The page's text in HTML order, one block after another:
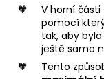
V horní
pomocí
tak, aby byla
ještě samo
Tento